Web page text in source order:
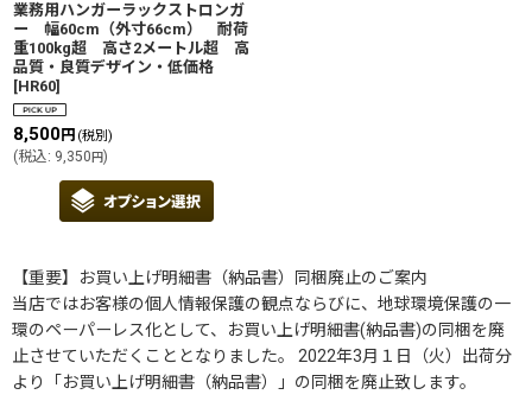
業務用ハンガーラックストロンガ
ー 幅60cm（外寸66cm） 耐荷
重100kg超 高さ2メートル超 高
品質・良質デザイン・低価格
[HR60]
8,500円 (税別)
(税込: 9,350円)
【重要】お買い上げ明細書（納品書）同梱廃止のご案内
当店ではお客様の個人情報保護の観点ならびに、地球環境保護の一
環のペーパーレス化として、お買い上げ明細書(納品書)の同梱を廃
止させていただくこととなりました。 2022年3月１日（火）出荷分
より「お買い上げ明細書（納品書）」の同梱を廃止致します。